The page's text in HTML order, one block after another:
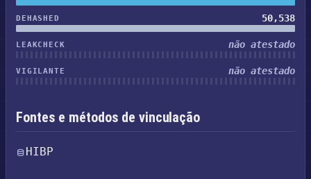
DEHASHED 50,538
LEAKCHECK não atestado
VIGILANTE não atestado
Fontes e métodos de vinculação
HIBP